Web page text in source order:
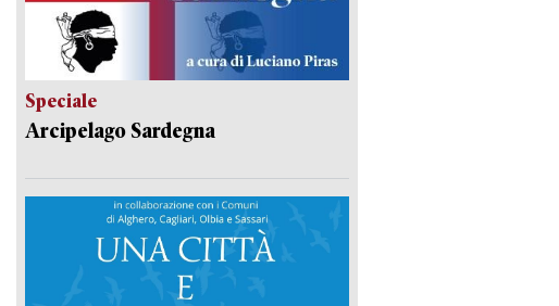
Speciale
Arcipelago Sardegna